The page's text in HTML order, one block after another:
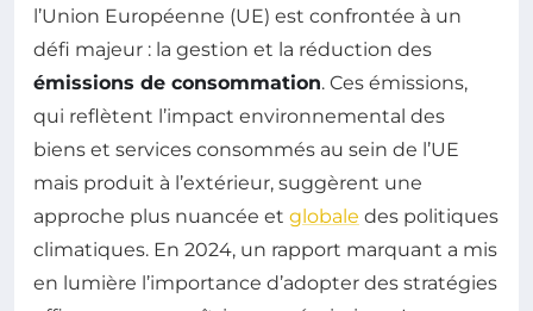
l’Union Européenne (UE) est confrontée à un
défi majeur : la gestion et la réduction des
émissions de consommation. Ces émissions,
qui reflètent l’impact environnemental des
biens et services consommés au sein de l’UE
mais produit à l’extérieur, suggèrent une
approche plus nuancée et globale des politiques
climatiques. En 2024, un rapport marquant a mis
en lumière l’importance d’adopter des stratégies